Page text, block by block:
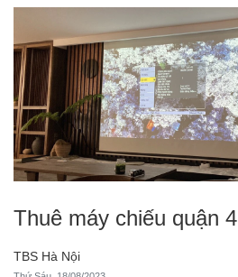
Thuê máy chiếu quận 4
TBS Hà Nội